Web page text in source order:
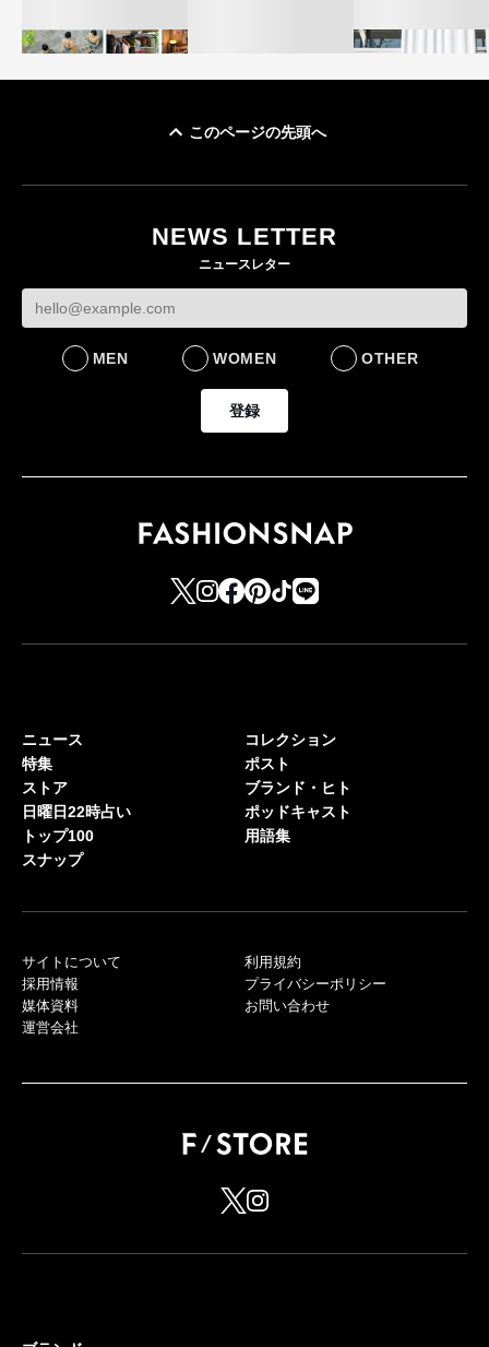
LIFESTYLE
社長 「のんびりした
ら先はない」“前進”す
BUSINESS
BUSINESS
このページの先頭へ
NEWS LETTER
ニュースレター
MEN WOMEN OTHER
登録
ニュース
特集
ストア
日曜日22時占い
トップ100
スナップ
コレクション
ポスト
ブランド・ヒト
ポッドキャスト
用語集
サイトについて
採用情報
媒体資料
運営会社
利用規約
プライバシーポリシー
お問い合わせ